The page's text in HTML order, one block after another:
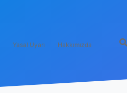
Yasal Uyarı Hakkımızda